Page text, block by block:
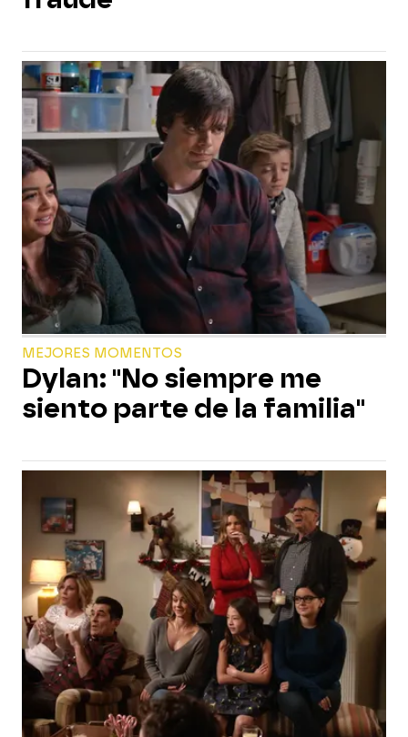
MEJORES MOMENTOS
Dylan: "No siempre me
siento parte de la familia"